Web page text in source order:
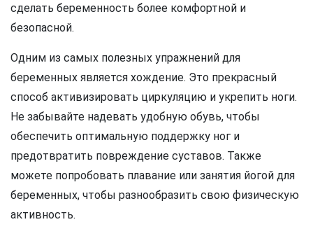
сделать беременность более комфортной и
безопасной.
Одним из самых полезных упражнений для
беременных является хождение. Это прекрасный
способ активизировать циркуляцию и укрепить ноги.
Не забывайте надевать удобную обувь, чтобы
обеспечить оптимальную поддержку ног и
предотвратить повреждение суставов. Также
можете попробовать плавание или занятия йогой для
беременных, чтобы разнообразить свою физическую
активность.